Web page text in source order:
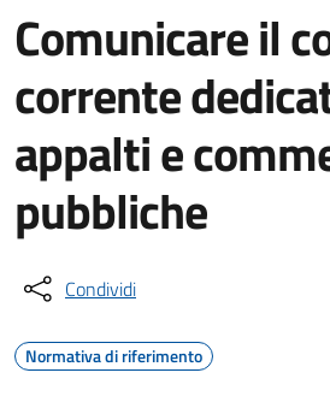
Comunicare il
corrente
appalti e
pubbliche
Condividi
Normativa di riferimento